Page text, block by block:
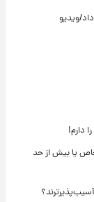
ویدیو
دارم!
خاص یا بیش از حد